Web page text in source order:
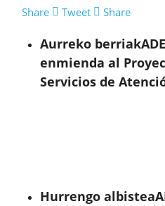
Share Tweet Share
Aurreko berriak
enmienda al
Servicios de
Hurrengo albistea